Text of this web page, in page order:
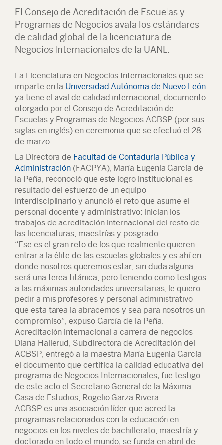
El Consejo de Acreditación de Escuelas y
Programas de Negocios avala los estándares
de calidad global de la licenciatura de
Negocios Internacionales de la UANL.
La Licenciatura en Negocios Internacionales que se
imparte en la Universidad Autónoma de Nuevo León
ya tiene el aval de calidad internacional, documento
otorgado por el Consejo de Acreditación de
Escuelas y Programas de Negocios ACBSP (por sus
siglas en inglés) en ceremonia que se efectuó el 28
de marzo.
La Directora de Facultad de Contaduría Pública y
Administración (FACPYA), María Eugenia García de
la Peña, reconoció que este logro institucional es
resultado del esfuerzo de un equipo
interdisciplinario y anunció el reto que asume el
personal docente y administrativo: inician los
trabajos de acreditación internacional del resto de
las licenciaturas, maestrías y posgrado.
“Ese es el gran reto de los que realmente quieren
entrar a la élite de las escuelas globales y es ahí en
donde nosotros queremos estar, sin duda alguna
será una terea titánica, pero teniendo como testigos
a las máximas autoridades universitarias, le quiero
pedir a mis profesores y personal administrativo
que esta tarea la abracemos y sea para nosotros un
compromiso”, expuso García de la Peña.
Acreditación internacional a carrera de negocios
Diana Hallerud, Subdirectora de Acreditación del
ACBSP, entregó a la maestra María Eugenia García
el documento que certifica la calidad educativa del
programa de Negocios Internacionales; fue testigo
de este acto el Secretario General de la Máxima
Casa de Estudios, Rogelio Garza Rivera.
ACBSP es una asociación líder que acredita
programas relacionados con la educación en
negocios en los niveles de bachillerato, maestría y
doctorado en todo el mundo; se funda en abril de